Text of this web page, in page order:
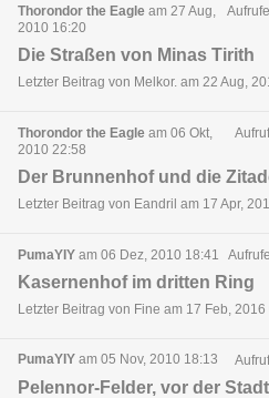
Thorondor the Eagle am 27 Aug,
2010 16:20
Die Straßen von Minas Tirith
Letzter Beitrag von Melkor. am 22 Aug,
Thorondor the Eagle am 06 Okt,
2010 22:58
Der Brunnenhof und die
Letzter Beitrag von Eandril am 17 Apr,
PumaYIY am 06 Dez, 2010 18:41
Kasernenhof im dritten Ring
Letzter Beitrag von Fine am 17 Feb, 2016
PumaYIY am 05 Nov, 2010 18:13
Pelennor-Felder, vor der Stadt